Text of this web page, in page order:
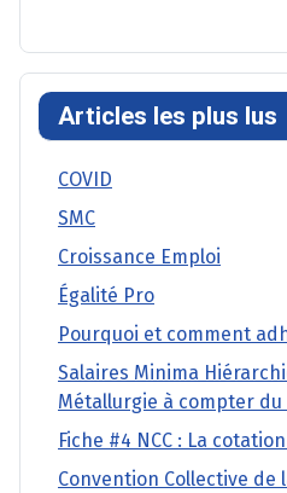
Articles les plus lus
COVID
SMC
Croissance Emploi
Égalité Pro
Pourquoi et comment
Salaires Minima
Métallurgie à compter du
Fiche #4 NCC : La
Convention Collective de